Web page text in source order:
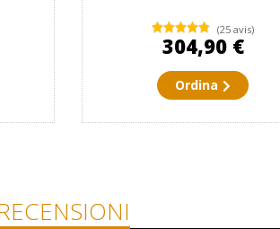
(25 avis)
304,90 €
Ordina